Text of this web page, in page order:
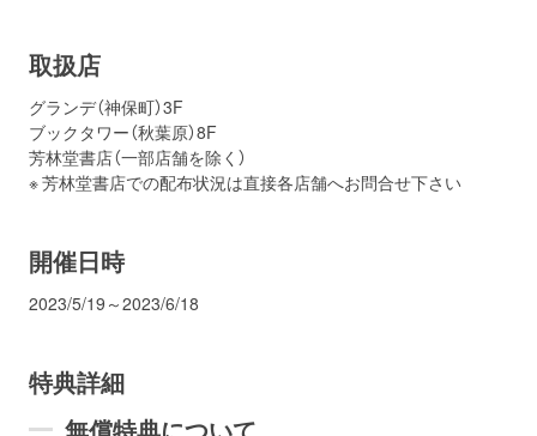
取扱店
グランデ（神保町）3F
ブックタワー（秋葉原）8F
芳林堂書店（一部店舗を除く）
※ 芳林堂書店での配布状況は直接各店舗へお問合せ下さい
開催日時
2023/5/19～2023/6/18
特典詳細